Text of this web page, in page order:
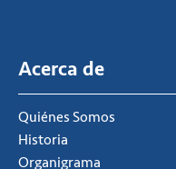
Acerca de
Quiénes Somos
Historia
Organigrama